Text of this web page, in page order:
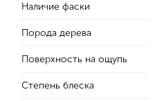
Наличие фаски
Порода дерева
Поверхность на ощупь
Степень блеска